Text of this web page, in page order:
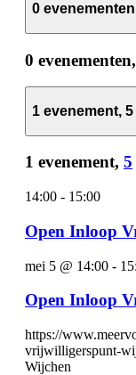
0
0 evenementen,
1 evenement, 5
1 evenement, 5
14:00 - 15:00
Open Inloop
mei 5 @ 14:00 -
Open Inloop
https://
vrijwilligerspunt-
Wijchen